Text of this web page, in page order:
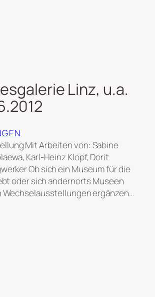
Linz, u.a.
Mit Arbeiten von: Sabine
Karl-Heinz Klopf, Dorit
Ob sich ein Museum für die
oder sich andernorts Museen
ergänzen…